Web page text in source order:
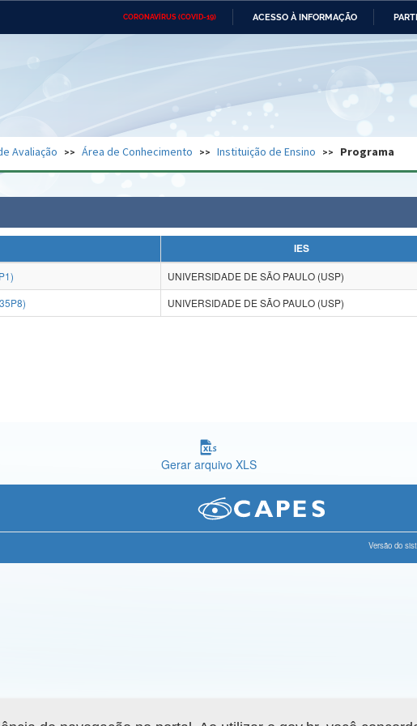
CORONAVÍRUS (COVID-19) ACESSO À INFORMAÇÃO
Ministério das Relações Ministério
Ministério do Desenvolvimento
Regional e dos
Advocacia-Geral da União Banco Central do Brasil Planalto
Avaliação Área de Conhecimento Instituição de Ensino Programa
IES
UNIVERSIDADE DE SÃO PAULO (USP)
UNIVERSIDADE DE SÃO PAULO (USP)
Gerar arquivo XLS
Versão do